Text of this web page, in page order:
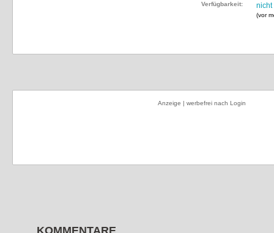
Verfügbarkeit: nicht
(vor
Anzeige | werbefrei nach Login
KOMMENTARE